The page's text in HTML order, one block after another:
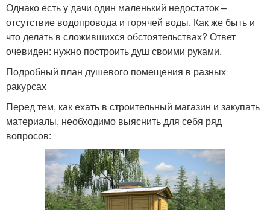
Душ для дачи Душ на дачу
Душ из профиля Лейка для душа
Однако есть у дачи один маленький недостаток –
отсутствие водопровода и горячей воды. Как же быть и
что делать в сложившихся обстоятельствах? Ответ
очевиден: нужно построить душ своими руками.
Подробный план душевого помещения в разных
ракурсах
Перед тем, как ехать в строительный магазин и закупать
материалы, необходимо выяснить для себя ряд
вопросов: